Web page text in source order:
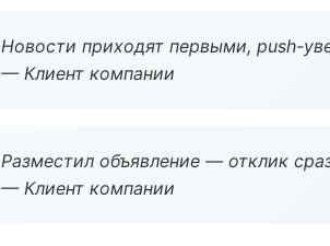
Новости приходят первыми, push-
— Клиент компании
Разместил объявление — отклик
— Клиент компании